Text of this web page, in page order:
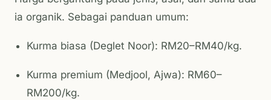
ia organik. Sebagai panduan umum:
Kurma biasa (Deglet Noor): RM20–RM40/kg.
Kurma premium (Medjool, Ajwa): RM60–
RM200/kg.